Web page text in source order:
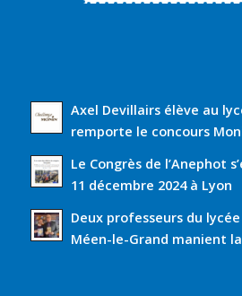
Axel Devillairs élève au
remporte le concours
Le Congrès de l’Anephot
11 décembre 2024 à Lyon
Deux professeurs du
Méen-le-Grand manient